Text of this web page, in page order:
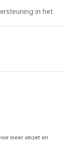
in het
meer omzet en